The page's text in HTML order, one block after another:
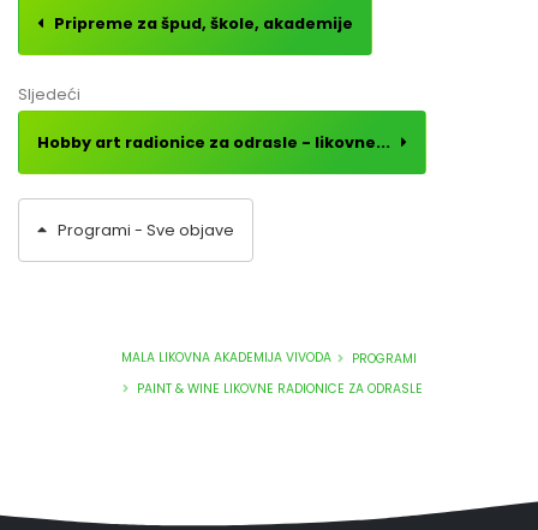
Pripreme za špud, škole, akademije
Sljedeći
Hobby art radionice za odrasle - likovne...
Programi - Sve objave
MALA LIKOVNA AKADEMIJA VIVODA
PROGRAMI
PAINT & WINE LIKOVNE RADIONICE ZA ODRASLE